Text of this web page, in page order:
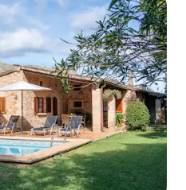
apreciados